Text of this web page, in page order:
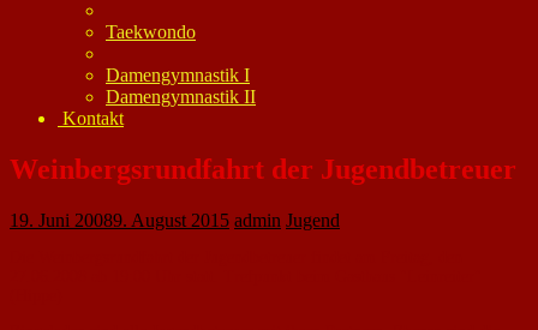
Taekwondo
Damengymnastik I
Damengymnastik II
Kontakt
Weinbergsrundfahrt der Jugendbetreuer
19. Juni 20089. August 2015 admin Jugend